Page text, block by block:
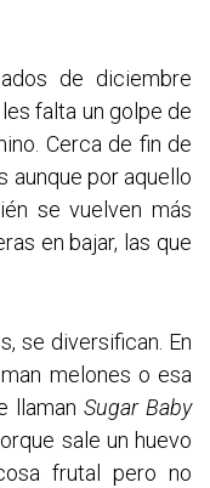
de diciembre
falta un golpe de
Cerca de fin de
aunque por aquello
se vuelven más
en bajar, las que
se diversifican. En
melones o esa
llamanSugar Baby
sale un huevo
frutal pero no